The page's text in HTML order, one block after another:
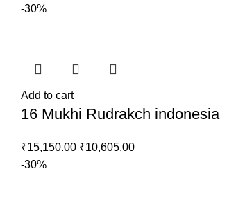
-30%
Add to cart
16 Mukhi Rudrakch indonesia
₹15,150.00 Original
₹10,605.00Current
-30%